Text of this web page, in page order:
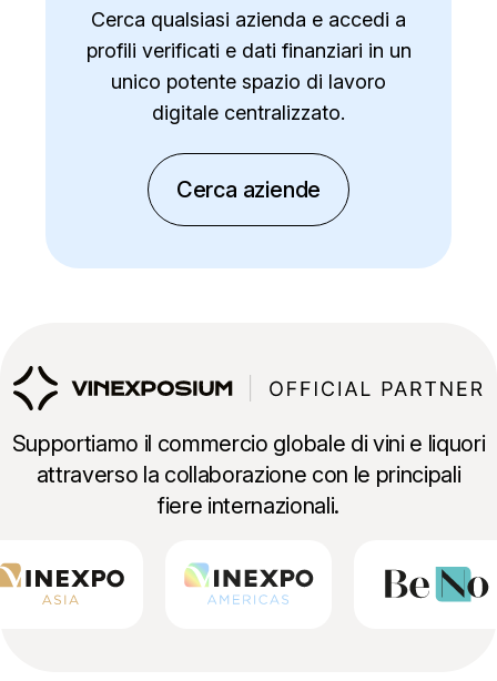
Cerca qualsiasi azienda e accedi a
profili verificati e dati finanziari in un
unico potente spazio di lavoro
digitale centralizzato.
Cerca aziende
Supportiamo il commercio globale di vini e liquori
attraverso la collaborazione con le principali
fiere internazionali.